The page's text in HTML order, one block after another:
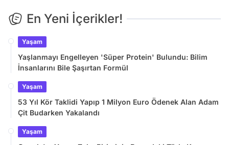
En Yeni İçerikler!
Yaşam
Yaşlanmayı Engelleyen 'Süper Protein' Bulundu: Bilim
İnsanlarını Bile Şaşırtan Formül
Yaşam
53 Yıl Kör Taklidi Yapıp 1 Milyon Euro Ödenek Alan Adam
Çit Budarken Yakalandı
Yaşam